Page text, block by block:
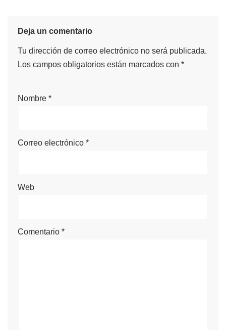
Deja un comentario
Tu dirección de correo electrónico no será publicada.
Los campos obligatorios están marcados con *
Nombre *
Correo electrónico *
Web
Comentario *